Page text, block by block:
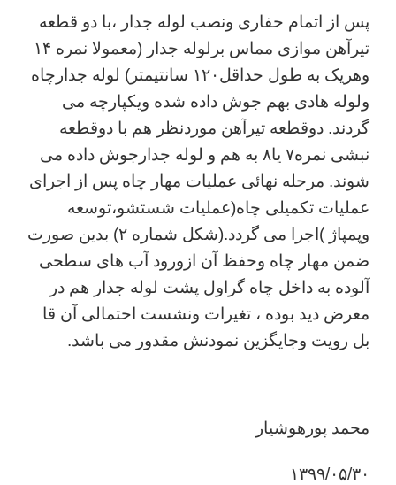
پس از اتمام حفاری ونصب لوله جدار ،با دو قطعه
تیرآهن موازی مماس برلوله جدار (معمولا نمره ۱۴
وهریک به طول حداقل۱۲۰ سانتیمتر) لوله جدارچاه
ولوله هادی بهم جوش داده شده ویکپارچه می
گردند. دوقطعه تیرآهن موردنظر هم با دوقطعه
نبشی نمره۷ یا۸ به هم و لوله جدارجوش داده می
شوند. مرحله نهائی عملیات مهار چاه پس از اجرای
عملیات تکمیلی چاه(عملیات شستشو،توسعه
وپمپاژ )اجرا می گردد.(شکل شماره ۲) بدین صورت
ضمن مهار چاه وحفظ آن ازورود آب های سطحی
آلوده به داخل چاه گراول پشت لوله جدار هم در
معرض دید بوده ، تغیرات ونشست احتمالی آن قا
بل رویت وجایگزین نمودنش مقدور می باشد.
محمد پورهوشیار
۱۳۹۹/۰۵/۳۰